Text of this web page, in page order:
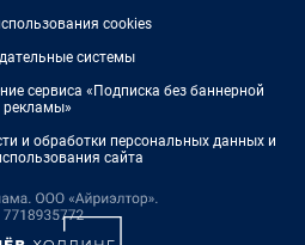
cookies
системы
сервиса «Подписка без баннерной
рекламы»
и обработки персональных данных и
сайта